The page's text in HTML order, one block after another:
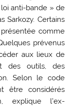
anti-bande » de
Sarkozy. Certains
présentée comme
prévenus
aux lieux de
des outils, des
Selon le code
être considérés
explique l’ex-